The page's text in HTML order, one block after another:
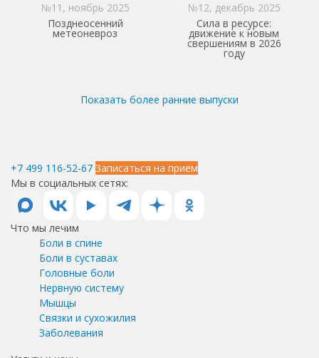
№11, ноябрь 2025
Позднеосенний
метеоневроз
№12, декабрь 2025
Сила в ресурсе:
движение к новым
свершениям в 2026
году
Показать более ранние выпуски
+7 499 116-52-67 Записаться на прием
Мы в социальных сетях:
Что мы лечим
Боли в спине
Боли в суставах
Головные боли
Нервную систему
Мышцы
Связки и сухожилия
Заболевания